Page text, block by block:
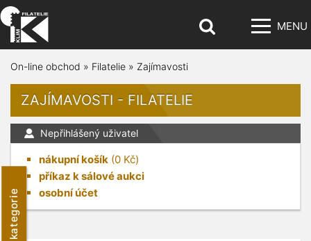
MENU
kategorie
On-line obchod » Filatelie » Zajímavosti
ZAJÍMAVOSTI - FILATELIE
Nepřihlášený uživatel
nákupní košík (0 Kč)
příkaz k sálové aukci
osobní účet